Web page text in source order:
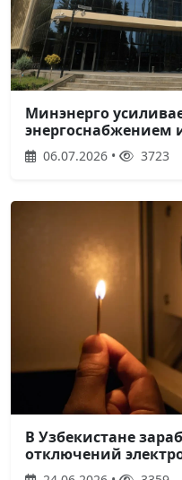
Минэнерго
энергоснабжением
06.07.2026 • 3723
В Узбекистане
отключений